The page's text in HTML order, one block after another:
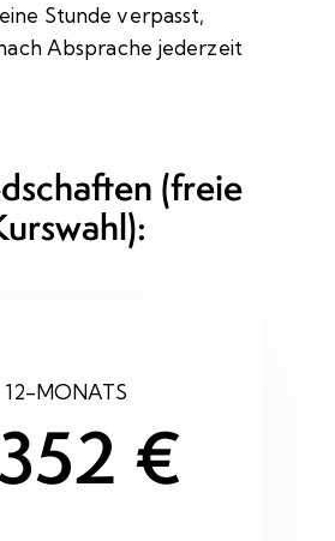
Stunde verpasst,
Absprache jederzeit
(freie
12-MONATS
€